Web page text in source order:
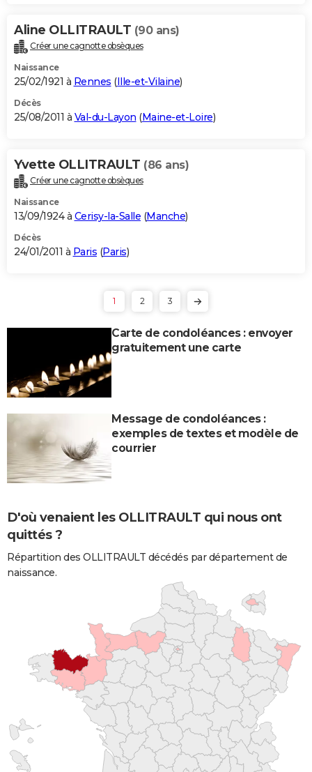
Aline OLLITRAULT (90 ans)
Créer une cagnotte obsèques
Naissance
25/02/1921 à Rennes (Ille-et-Vilaine)
Décès
25/08/2011 à Val-du-Layon (Maine-et-Loire)
Yvette OLLITRAULT (86 ans)
Créer une cagnotte obsèques
Naissance
13/09/1924 à Cerisy-la-Salle (Manche)
Décès
24/01/2011 à Paris (Paris)
1 2 3
Carte de condoléances : envoyer
gratuitement une carte
Message de condoléances :
exemples de textes et modèle de
courrier
D'où venaient les OLLITRAULT qui nous ont
quittés ?
Répartition des OLLITRAULT décédés par département de
naissance.